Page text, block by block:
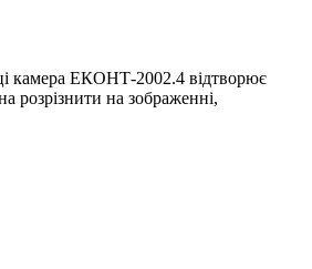
камера ЕКОНТ-2002.4 відтворює
розрізнити на зображенні,